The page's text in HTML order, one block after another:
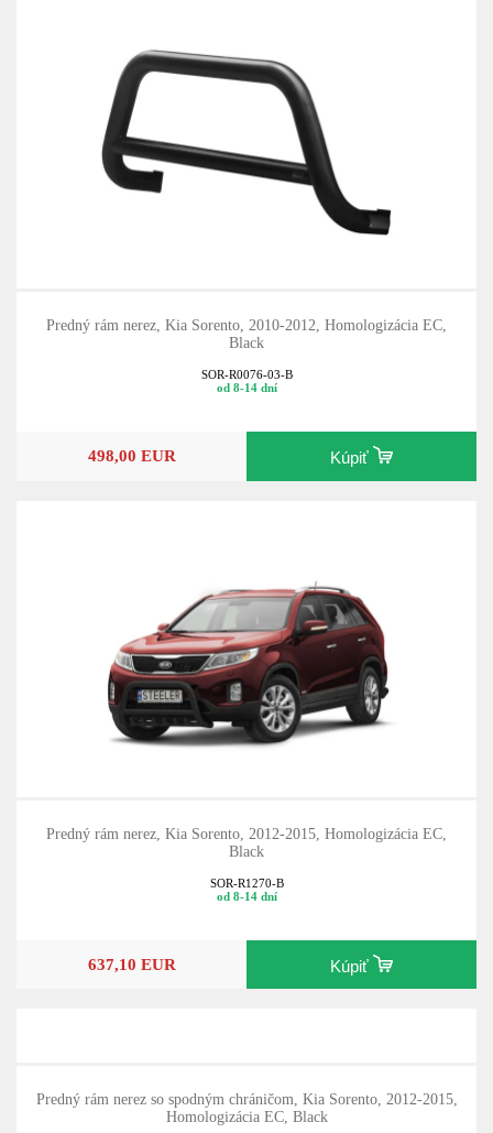
Predný rám nerez, Kia Sorento, 2010-2012, Homologizácia EC,
Black
SOR-R0076-03-B
od 8-14 dní
498,00 EUR Kúpiť
Predný rám nerez, Kia Sorento, 2012-2015, Homologizácia EC,
Black
SOR-R1270-B
od 8-14 dní
637,10 EUR Kúpiť
Predný rám nerez so spodným chráničom, Kia Sorento, 2012-2015,
Homologizácia EC, Black